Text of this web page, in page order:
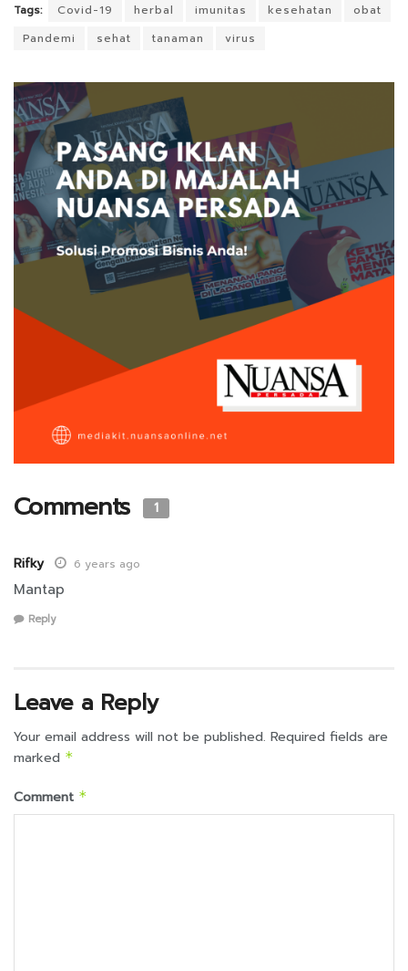
Tags: Covid-19 herbal imunitas kesehatan
obat
Pandemi
sehat tanaman virus
Comments 1
Rifky 6 years ago
Mantap
Reply
Leave a Reply
Your email address will not be published. Required fields are
marked *
Comment *